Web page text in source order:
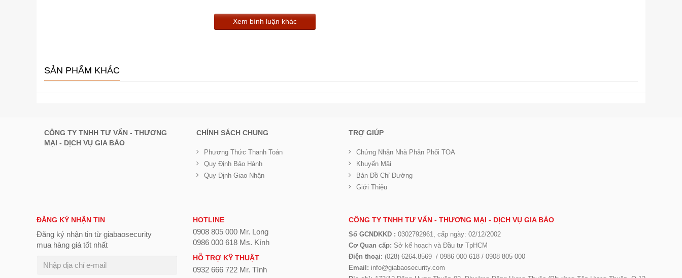
Xem bình luận khác
SẢN PHẨM KHÁC
CÔNG TY TNHH TƯ VẤN - THƯƠNG
MẠI - DỊCH VỤ GIA BẢO
CHÍNH SÁCH CHUNG
Phương Thức Thanh Toán
Quy Định Bảo Hành
Quy Định Giao Nhận
TRỢ GIÚP
Chứng Nhận Nhà Phân Phối TOA
Khuyến Mãi
Bản Đồ Chỉ Đường
Giới Thiệu
ĐĂNG KÝ NHẬN TIN
Đăng ký nhận tin từ giabaosecurity
mua hàng giá tốt nhất
HOTLINE
0908 805 000 Mr. Long
0986 000 618 Ms. Kính
HỖ TRỢ KỸ THUẬT
0932 666 722 Mr. Tính
CÔNG TY TNHH TƯ VẤN - THƯƠNG MẠI - DỊCH VỤ GIA BẢO
Số GCNDKKD : 0302792961, cấp ngày: 02/12/2002
Cơ Quan cấp: Sở kế hoạch và Đầu tư TpHCM
Điện thoại: (028) 6264.8569 / 0986 000 618 / 0908 805 000
Email: info@giabaosecurity.com